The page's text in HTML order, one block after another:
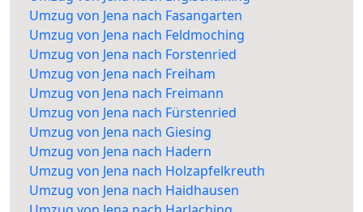
Umzug von Jena nach Fasangarten
Umzug von Jena nach Feldmoching
Umzug von Jena nach Forstenried
Umzug von Jena nach Freiham
Umzug von Jena nach Freimann
Umzug von Jena nach Fürstenried
Umzug von Jena nach Giesing
Umzug von Jena nach Hadern
Umzug von Jena nach Holzapfelkreuth
Umzug von Jena nach Haidhausen